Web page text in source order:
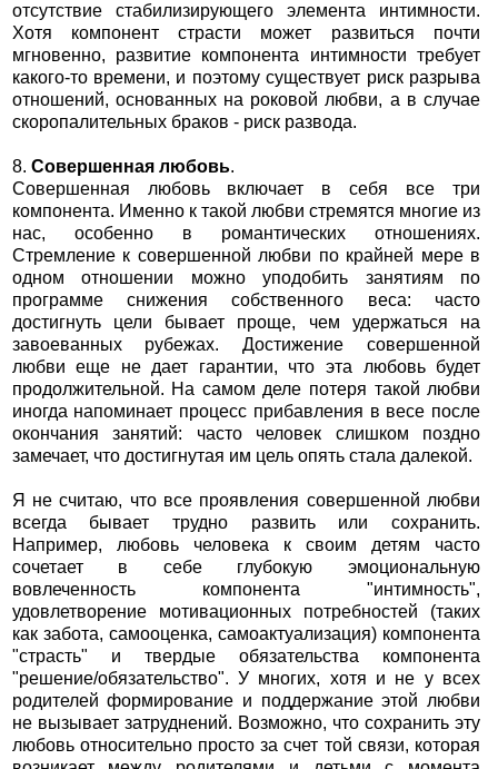
отсутствие стабилизирующего элемента интимности.
Хотя компонент страсти может развиться почти
мгновенно, развитие компонента интимности требует
какого-то времени, и поэтому существует риск разрыва
отношений, основанных на роковой любви, а в случае
скоропалительных браков - риск развода.
8. Совершенная любовь.
Совершенная любовь включает в себя все три
компонента. Именно к такой любви стремятся многие из
нас, особенно в романтических отношениях.
Стремление к совершенной любви по крайней мере в
одном отношении можно уподобить занятиям по
программе снижения собственного веса: часто
достигнуть цели бывает проще, чем удержаться на
завоеванных рубежах. Достижение совершенной
любви еще не дает гарантии, что эта любовь будет
продолжительной. На самом деле потеря такой любви
иногда напоминает процесс прибавления в весе после
окончания занятий: часто человек слишком поздно
замечает, что достигнутая им цель опять стала далекой.
Я не считаю, что все проявления совершенной любви
всегда бывает трудно развить или сохранить.
Например, любовь человека к своим детям часто
сочетает в себе глубокую эмоциональную
вовлеченность компонента "интимность",
удовлетворение мотивационных потребностей (таких
как забота, самооценка, самоактуализация) компонента
"страсть" и твердые обязательства компонента
"решение/обязательство". У многих, хотя и не у всех
родителей формирование и поддержание этой любви
не вызывает затруднений. Возможно, что сохранить эту
любовь относительно просто за счет той связи, которая